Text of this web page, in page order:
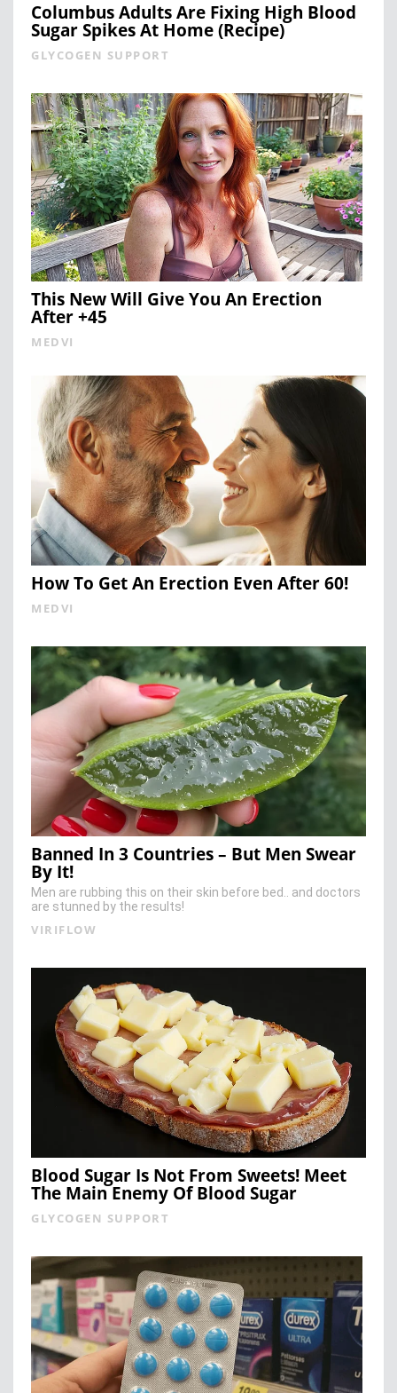
Columbus Adults Are Fixing High Blood
Sugar Spikes At Home (Recipe)
GLYCOGEN SUPPORT
This New Will Give You An Erection
After +45
MEDVI
How To Get An Erection Even After 60!
MEDVI
Banned In 3 Countries – But Men Swear
By It!
Men are rubbing this on their skin before bed.. and doctors
are stunned by the results!
VIRIFLOW
Blood Sugar Is Not From Sweets! Meet
The Main Enemy Of Blood Sugar
GLYCOGEN SUPPORT